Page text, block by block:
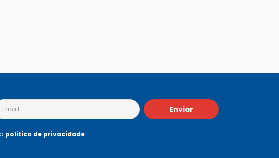
Enviar
política de privacidade